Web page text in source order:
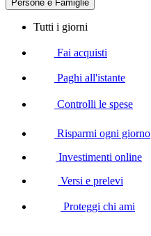
Persone e Famiglie
Tutti i giorni
Fai acquisti
Paghi all'istante
Controlli le spese
Risparmi ogni giorno
Investimenti online
Versi e prelevi
Proteggi chi ami